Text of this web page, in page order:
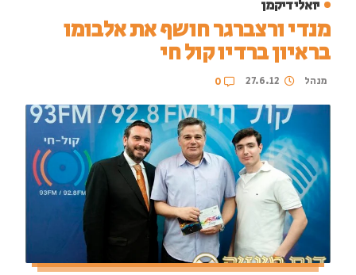
יואלי דיקמן
מנדי ורצברגר חושף את אלבומו
בראיון ברדיו קול חי
מנהל 27.6.12
0